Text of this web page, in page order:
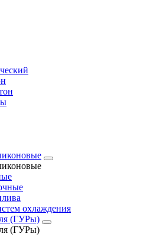
охлаждения
(ГУРы)
(ГУРы)